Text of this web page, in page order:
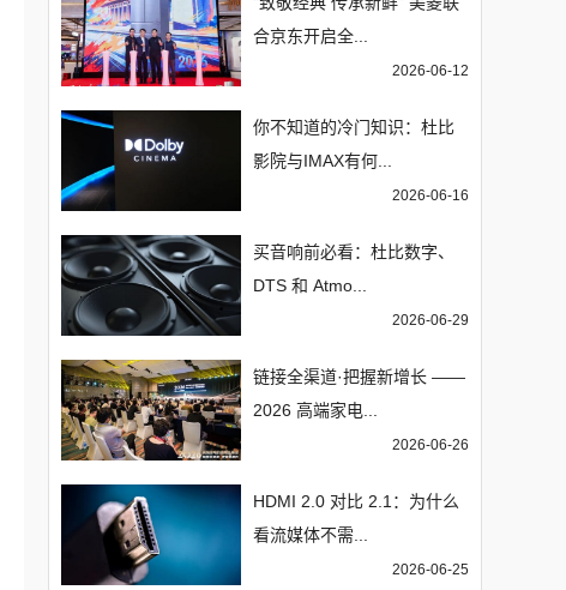
合京东开启全...
2026-06-12
你不知道的冷门知识：杜比
影院与IMAX有何...
2026-06-16
买音响前必看：杜比数字、
DTS 和 Atmo...
2026-06-29
链接全渠道·把握新增长 ——
2026 高端家电...
2026-06-26
HDMI 2.0 对比 2.1：为什么
看流媒体不需...
2026-06-25